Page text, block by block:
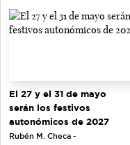
El 27 y el 31 de mayo
serán los festivos
autonómicos de 2027
Rubén M. Checa -